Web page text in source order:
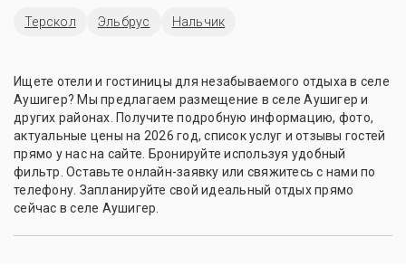
Терскол Эльбрус Нальчик
Ищете отели и гостиницы для незабываемого отдыха в селе
Аушигер? Мы предлагаем размещение в селе Аушигер и
других районах. Получите подробную информацию, фото,
актуальные цены на 2026 год, список услуг и отзывы гостей
прямо у нас на сайте. Бронируйте используя удобный
фильтр. Оставьте онлайн-заявку или свяжитесь с нами по
телефону. Запланируйте свой идеальный отдых прямо
сейчас в селе Аушигер.